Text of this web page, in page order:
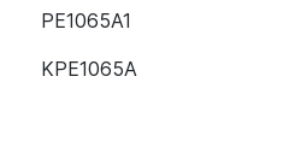
PE1065A1
KPE1065A